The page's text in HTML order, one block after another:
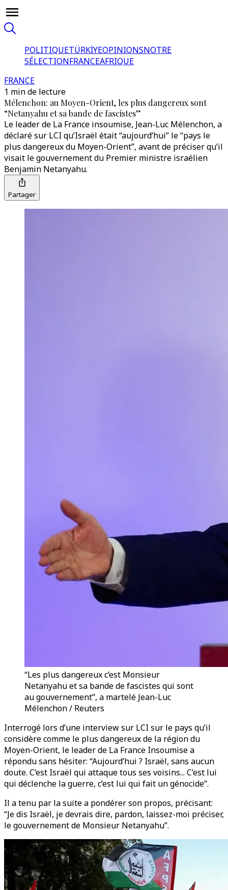
POLITIQUETÜRKİYEOPINIONSNOTRE
SÉLECTIONFRANCEAFRIQUE
FRANCE
1 min de lecture
Mélenchon: au Moyen-Orient, les plus dangereux sont
“Netanyahu et sa bande de fascistes”
Le leader de La France insoumise, Jean-Luc Mélenchon, a
déclaré sur LCI qu’Israël était “aujourd’hui” le “pays le
plus dangereux du Moyen-Orient”, avant de préciser qu’il
visait le gouvernement du Premier ministre israélien
Benjamin Netanyahu.
Partager
“Les plus dangereux c’est Monsieur
Netanyahu et sa bande de fascistes qui sont
au gouvernement”, a martelé Jean-Luc
Mélenchon / Reuters
Interrogé lors d’une interview sur LCI sur le pays qu’il
considère comme le plus dangereux de la région du
Moyen-Orient, le leader de La France Insoumise a
répondu sans hésiter: “Aujourd’hui ? Israël, sans aucun
doute. C’est Israël qui attaque tous ses voisins... C’est lui
qui déclenche la guerre, c’est lui qui fait un génocide”.
Il a tenu par la suite a pondérer son propos, précisant:
“Je dis Israël, je devrais dire, pardon, laissez-moi préciser,
le gouvernement de Monsieur Netanyahu”.